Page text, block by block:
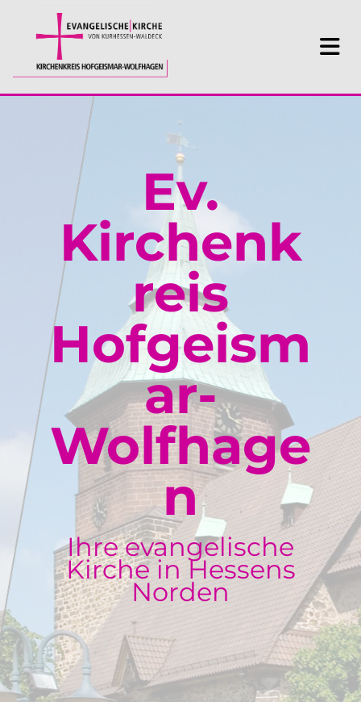
Ev.
Kirchenk
reis
Hofgeism
ar-
Wolfhage
n
Ihre evangelische
Kirche in Hessens
Norden